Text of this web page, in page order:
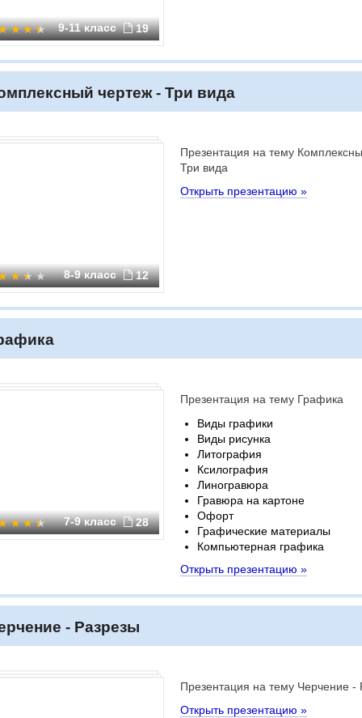
9-11 класс 19
чертеж - Три вида
8-9 класс 12
Презентация на тему
Три вида
Открыть презентацию »
7-9 класс 28
Презентация на тему Графика
Виды графики
Виды рисунка
Литография
Ксилография
Линогравюра
Гравюра на картоне
Офорт
Графические материалы
Компьютерная графика
Открыть презентацию »
- Разрезы
Презентация на тему Черчение -
Открыть презентацию »